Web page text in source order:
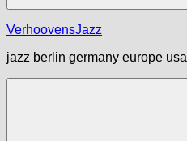
VerhoovensJazz
jazz berlin germany europe usa